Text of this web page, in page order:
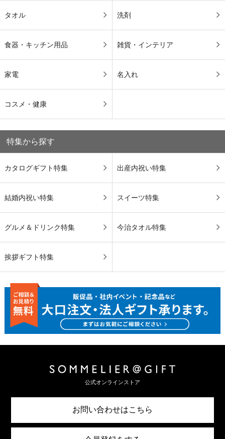
タオル 洗剤
食器・キッチン用品 雑貨・インテリア
家電 名入れ
コスメ・健康
特集から探す
カタログギフト特集 出産内祝い特集
結婚内祝い特集 スイーツ特集
グルメ＆ドリンク特集 今治タオル特集
挨拶ギフト特集
公式オンラインストア
お問い合わせはこちら